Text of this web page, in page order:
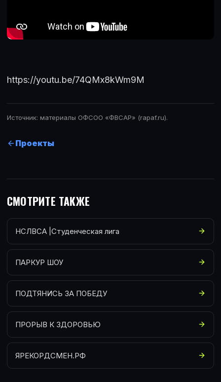
https://youtu.be/74QMx8kWm9M
Источник: материалы ОФСОО «ФВСАР» (rapaf.ru).
Проекты
СМОТРИТЕ ТАКЖЕ
НСЛВСА |Студенческая лига
ПАРКУР ШОУ
ПОДТЯНИСЬ ЗА ПОБЕДУ
ПРОРЫВ К ЗДОРОВЬЮ
ЯРЕКОРДСМЕН.РФ